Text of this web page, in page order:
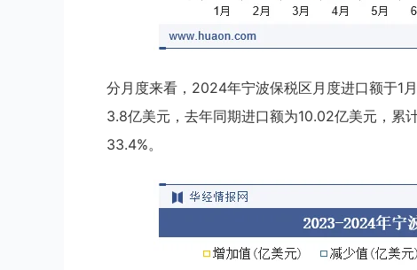
分月度来看，2024年宁波保税区月度进口额于1
3.8亿美元，去年同期进口额为10.02亿美元，累
33.4%。